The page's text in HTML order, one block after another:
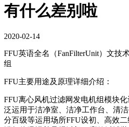
有什么差别啦
2020-02-14
FFU英语全名（FanFilterUnit）文技
组
FFU主要用途及原理详细介绍：
FFU离心风机过滤网发电机组模块
泛运用于洁净室、洁净工作台、清
分百级等运用场所FFU设初、高效